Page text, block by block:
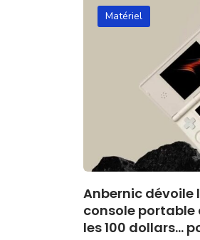
Matériel
Anbernic dévoile
console portable
les 100 dollars…